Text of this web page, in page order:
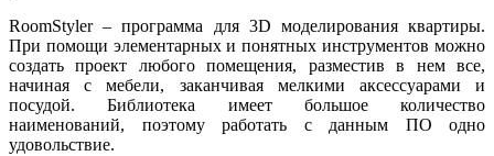
RoomStyler – программа для 3D моделирования квартиры.
При помощи элементарных и понятных инструментов можно
создать проект любого помещения, разместив в нем все,
начиная с мебели, заканчивая мелкими аксессуарами и
посудой. Библиотека имеет большое количество
наименований, поэтому работать с данным ПО одно
удовольствие.